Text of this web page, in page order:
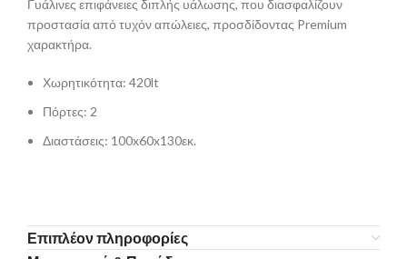
Γυάλινες επιφάνειες διπλής υάλωσης, που διασφαλίζουν
προστασία από τυχόν απώλειες, προσδίδοντας Premium
χαρακτήρα.
Χωρητικότητα: 420lt
Πόρτες: 2
Διαστάσεις: 100x60x130εκ.
Επιπλέον πληροφορίες